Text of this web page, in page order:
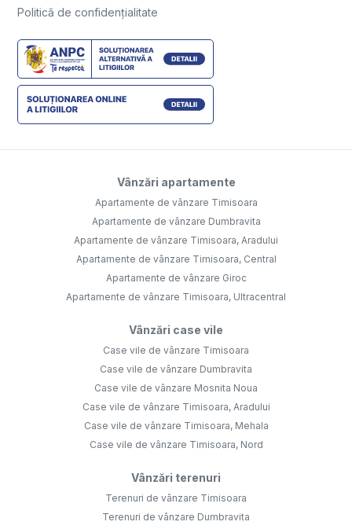
Politică de confidențialitate
Vânzări apartamente
Apartamente de vânzare Timisoara
Apartamente de vânzare Dumbravita
Apartamente de vânzare Timisoara, Aradului
Apartamente de vânzare Timisoara, Central
Apartamente de vânzare Giroc
Apartamente de vânzare Timisoara, Ultracentral
Vânzări case vile
Case vile de vânzare Timisoara
Case vile de vânzare Dumbravita
Case vile de vânzare Mosnita Noua
Case vile de vânzare Timisoara, Aradului
Case vile de vânzare Timisoara, Mehala
Case vile de vânzare Timisoara, Nord
Vânzări terenuri
Terenuri de vânzare Timisoara
Terenuri de vânzare Dumbravita